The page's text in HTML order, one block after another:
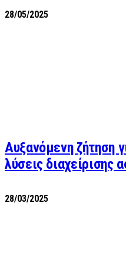
28/05/2025
Αυξανόμενη ζήτηση
λύσεις διαχείρισης
28/03/2025